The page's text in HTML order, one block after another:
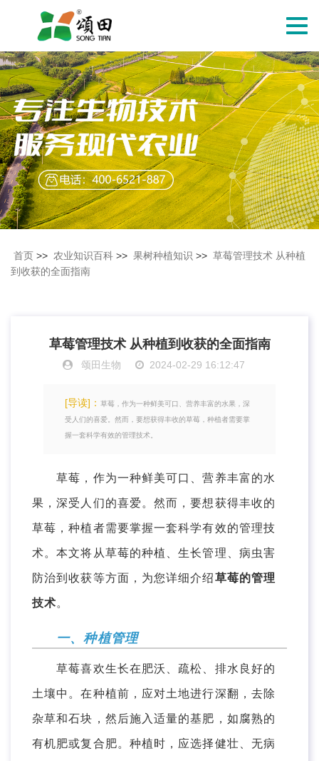
切
导
航
首页 >> 农业知识百科 >> 果树种植知识 >> 草莓管理技术 从种植
到收获的全面指南
草莓管理技术 从种植到收获的全面指南
颂田生物 2024-02-29 16:12:47
[导读]： 草莓，作为一种鲜美可口、营养丰富的水果，深
受人们的喜爱。然而，要想获得丰收的草莓，种植者需要掌
握一套科学有效的管理技术。
草莓，作为一种鲜美可口、营养丰富的水
果，深受人们的喜爱。然而，要想获得丰收的
草莓，种植者需要掌握一套科学有效的管理技
术。本文将从草莓的种植、生长管理、病虫害
防治到收获等方面，为您详细介绍草莓的管理
技术。
一、种植管理
草莓喜欢生长在肥沃、疏松、排水良好的
土壤中。在种植前，应对土地进行深翻，去除
杂草和石块，然后施入适量的基肥，如腐熟的
有机肥或复合肥。种植时，应选择健壮、无病